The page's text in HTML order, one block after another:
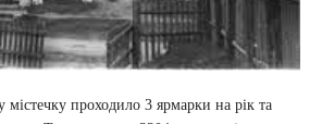
проходило 3 ярмарки на рік та